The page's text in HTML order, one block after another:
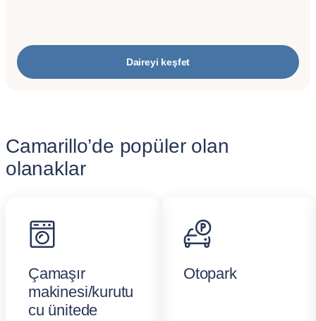
Daireyi keşfet
Camarillo’de popüler olan
olanaklar
Çamaşır
makinesi/kurutu
cu ünitede
Otopark